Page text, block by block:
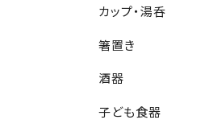
カップ・湯呑
箸置き
酒器
子ども食器